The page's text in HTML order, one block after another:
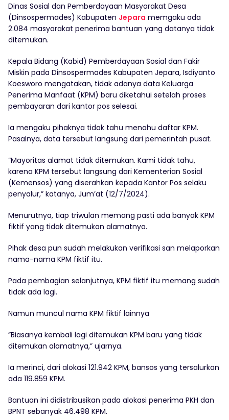
Dinas Sosial dan Pemberdayaan Masyarakat Desa
(Dinsospermades) Kabupaten Jepara memgaku ada
2.084 masyarakat penerima bantuan yang datanya tidak
ditemukan.
Kepala Bidang (Kabid) Pemberdayaan Sosial dan Fakir
Miskin pada Dinsospermades Kabupaten Jepara, Isdiyanto
Koesworo mengatakan, tidak adanya data Keluarga
Penerima Manfaat (KPM) baru diketahui setelah proses
pembayaran dari kantor pos selesai.
Ia mengaku pihaknya tidak tahu menahu daftar KPM.
Pasalnya, data tersebut langsung dari pemerintah pusat.
“Mayoritas alamat tidak ditemukan. Kami tidak tahu,
karena KPM tersebut langsung dari Kementerian Sosial
(Kemensos) yang diserahkan kepada Kantor Pos selaku
penyalur,” katanya, Jum’at (12/7/2024).
Menurutnya, tiap triwulan memang pasti ada banyak KPM
fiktif yang tidak ditemukan alamatnya.
Pihak desa pun sudah melakukan verifikasi san melaporkan
nama-nama KPM fiktif itu.
Pada pembagian selanjutnya, KPM fiktif itu memang sudah
tidak ada lagi.
Namun muncul nama KPM fiktif lainnya
”Biasanya kembali lagi ditemukan KPM baru yang tidak
ditemukan alamatnya,” ujarnya.
Ia merinci, dari alokasi 121.942 KPM, bansos yang tersalurkan
ada 119.859 KPM.
Bantuan ini didistribusikan pada alokasi penerima PKH dan
BPNT sebanyak 46.498 KPM.